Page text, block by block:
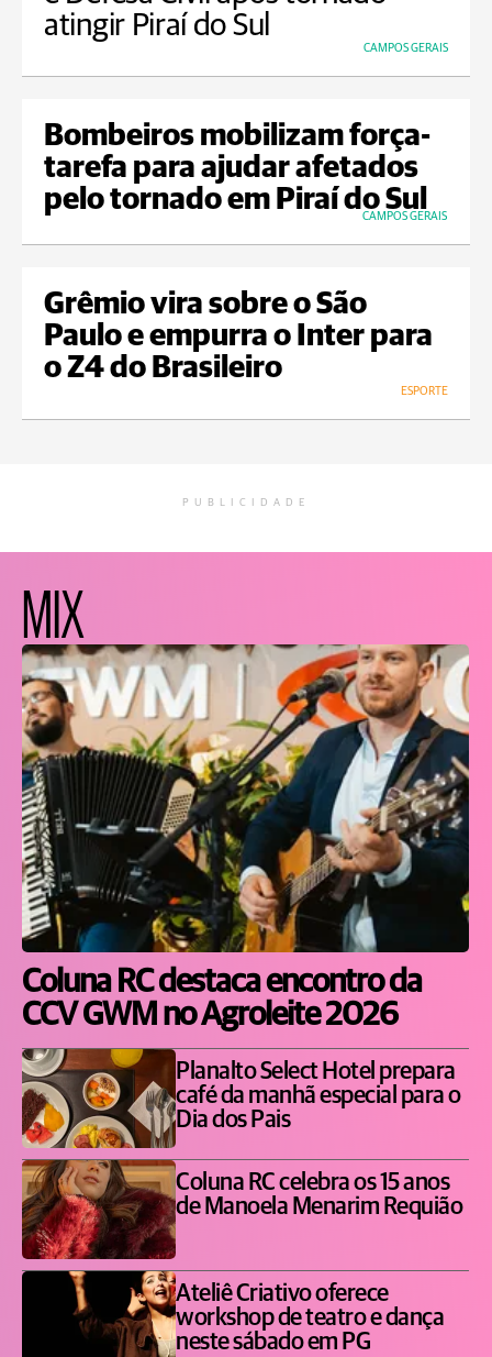
atingir Piraí do Sul
CAMPOS GERAIS
Bombeiros mobilizam força-
tarefa para ajudar afetados
pelo tornado em Piraí do Sul
CAMPOS GERAIS
Grêmio vira sobre o São
Paulo e empurra o Inter para
o Z4 do Brasileiro
ESPORTE
PUBLICIDADE
MIX
Coluna RC destaca encontro da
CCV GWM no Agroleite 2026
Planalto Select Hotel prepara
café da manhã especial para o
Dia dos Pais
Coluna RC celebra os 15 anos
de Manoela Menarim Requião
Ateliê Criativo oferece
workshop de teatro e dança
neste sábado em PG